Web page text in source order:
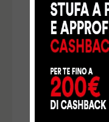
NAZIONE*
INDICA QUI DI